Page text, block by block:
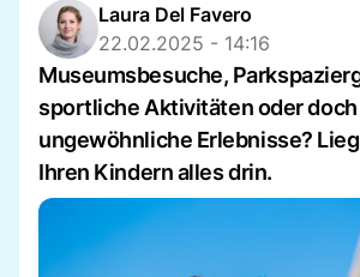
Laura Del Favero
22.02.2025 - 14:16
Museumsbesuche,
sportliche Aktivitäten oder
ungewöhnliche Erlebnisse?
Ihren Kindern alles drin.